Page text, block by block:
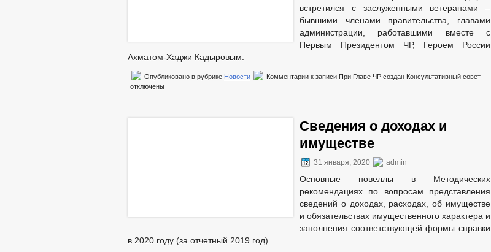
встретился с заслуженными ветеранами –
бывшими членами правительства, главами
администрации, работавшими вместе с
Первым Президентом ЧР, Героем России
Ахматом-Хаджи Кадыровым.
Опубликовано в рубрике Новости Комментарии к записи При Главе ЧР создан Консультативный совет
отключены
Сведения о доходах и
имуществе
31 января, 2020 admin
Основные новеллы в Методических
рекомендациях по вопросам представления
сведений о доходах, расходах, об имуществе
и обязательствах имущественного характера и
заполнения соответствующей формы справки
в 2020 году (за отчетный 2019 год)